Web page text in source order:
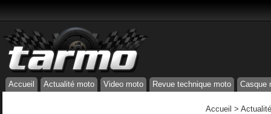
Accueil Actualité moto Video moto Revue technique moto Casque
Accueil >